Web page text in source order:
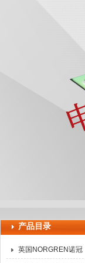
产品目录
英国NORGREN诺冠